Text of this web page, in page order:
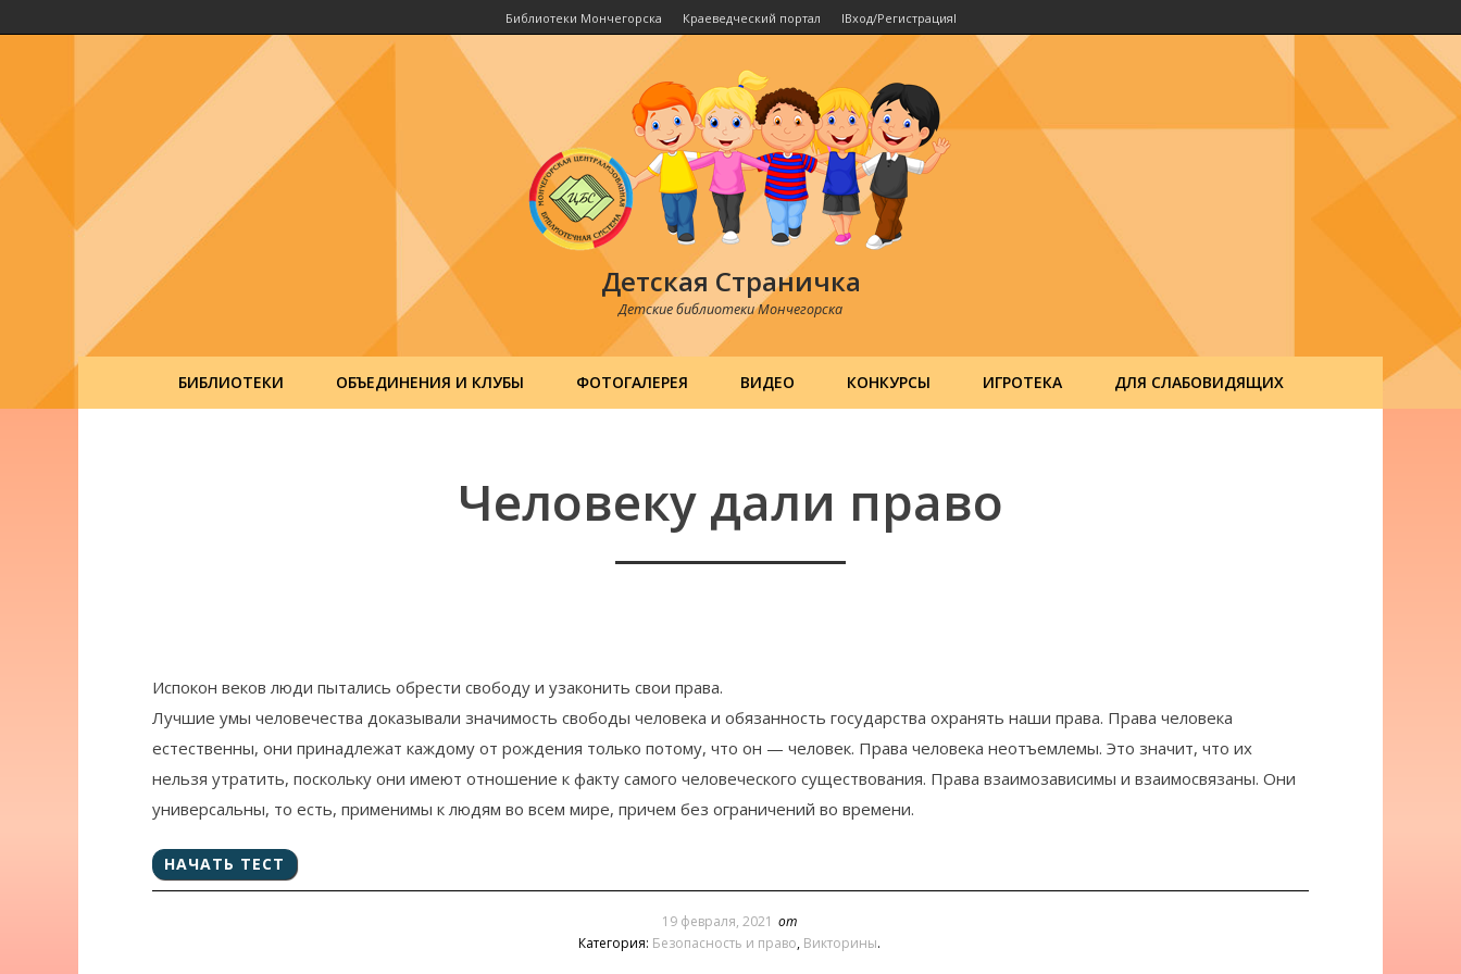
Библиотеки Мончегорска Краеведческий портал IВход/РегистрацияI
Детская Страничка
Детские библиотеки Мончегорска
БИБЛИОТЕКИ ОБЪЕДИНЕНИЯ И КЛУБЫ ФОТОГАЛЕРЕЯ ВИДЕО КОНКУРСЫ ИГРОТЕКА ДЛЯ СЛАБОВИДЯЩИХ
Человеку дали право
Испокон веков люди пытались обрести свободу и узаконить свои права.
Лучшие умы человечества доказывали значимость свободы человека и обязанность государства охранять наши права. Права человека
естественны, они принадлежат каждому от рождения только потому, что он — человек. Права человека неотъемлемы. Это значит, что их
нельзя утратить, поскольку они имеют отношение к факту самого человеческого существования. Права взаимозависимы и взаимосвязаны. Они
универсальны, то есть, применимы к людям во всем мире, причем без ограничений во времени.
19 февраля, 2021 от
Категория: Безопасность и право, Викторины.